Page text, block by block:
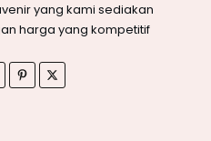
yang kami sediakan
harga yang kompetitif